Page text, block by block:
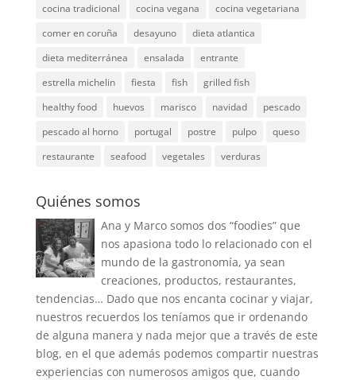
cocina tradicional
cocina vegana
cocina vegetariana
comer en coruña
desayuno
dieta atlantica
dieta mediterránea
ensalada
entrante
estrella michelin
fiesta fish
grilled fish
healthy food
huevos marisco navidad
pescado
pescado al horno
portugal postre pulpo
queso
restaurante
seafood vegetales verduras
Quiénes somos
Ana y Marco somos dos “foodies” que
nos apasiona todo lo relacionado con el
mundo de la gastronomía, ya sean
creaciones, productos, restaurantes,
tendencias… Dado que nos encanta cocinar y viajar,
nuestros recuerdos los teníamos que ir ordenando
de alguna manera y nada mejor que a través de este
blog, en el que además podemos compartir nuestras
experiencias con numerosos amigos que, cuando